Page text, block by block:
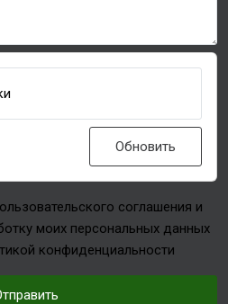
Обновить
соглашения и
моих персональных данных
конфиденциальности